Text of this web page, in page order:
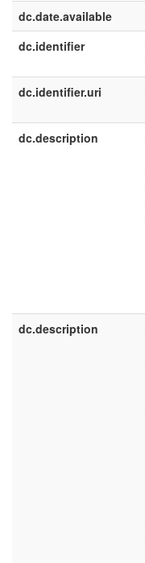
dc.date.available
dc.identifier
dc.identifier.uri
dc.description
dc.description